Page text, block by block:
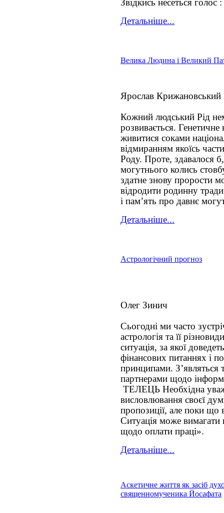
Звідкись несеться
Детальніше...
Велика Людина і Великий
Ярослав Крижановський
Кожний людський Рід
розвивається. Генетичне
живитися соками
відмиранням якоїсь
Роду. Проте, здавалося
могутнього колись
здатне знову прорости
відродити родинну
і пам’ять про давнє
Детальніше...
Астрологічний прогноз
Олег Зинич
Сьогодні ми часто
астрологія та її
ситуація, за якої
фінансових питаннях і
принципами. З’являться
партнерами щодо
ТЕЛЕЦЬ Необхідна
висловлювання своєї
пропозиції, але поки
Ситуація може вимагати
щодо оплати праці».
Детальніше...
Аскетичне життя як засіб
священномученика Йосафата